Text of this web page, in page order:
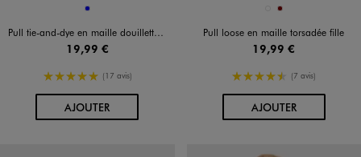
Disponible en 1 coloris
BLEU
Pull tie-and-dye en maille douillette fille
19,99 €
5/5 de moyenne
(17 avis)
AJOUTERAU PANIER
Disponible en 2 coloris
BLANCBORDEAUX
Pull loose en maille torsadée fille
19,99 €
4.5/5 de moyenne
(7 avis)
AJOUTERAU PANIER